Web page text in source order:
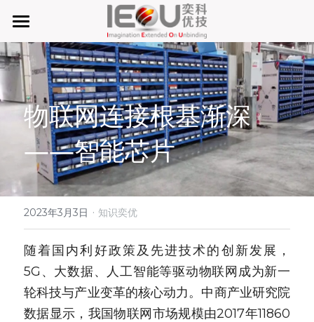
首页
微仓
D系微仓（热销）
产品与服务
单元智能化
单元智慧化
6S精益管理必备品
行业应用及案列
MRO工业物料智能化管理
手机平板智能存储
废旧家电拆解解决方案
商超快递配送解决方案
关于奕优
公司介绍
知识奕优
Lean Manufacturing（精益生产和管理）
搜索
物联网连接根基渐深
——智能芯片
2023年3月3日 · 知识奕优
随着国内利好政策及先进技术的创新发展，
5G、大数据、人工智能等驱动物联网成为新一
轮科技与产业变革的核心动力。中商产业研究院
数据显示，我国物联网市场规模由2017年11860